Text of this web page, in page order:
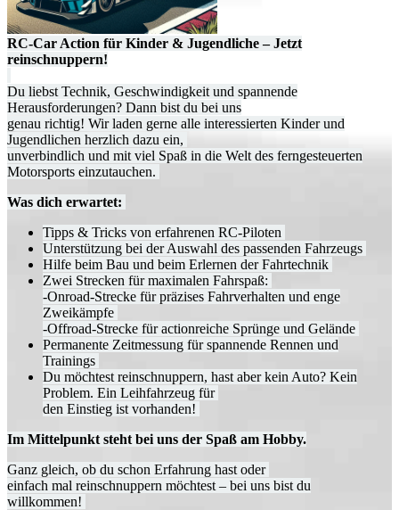
RC-Car Action für Kinder & Jugendliche – Jetzt
reinschnuppern!
Du liebst Technik, Geschwindigkeit und spannende
Herausforderungen? Dann bist du bei uns
genau richtig! Wir laden gerne alle interessierten Kinder und
Jugendlichen herzlich dazu ein,
unverbindlich und mit viel Spaß in die Welt des ferngesteuerten
Motorsports einzutauchen.
Was dich erwartet:
Tipps & Tricks von erfahrenen RC-Piloten
Unterstützung bei der Auswahl des passenden Fahrzeugs
Hilfe beim Bau und beim Erlernen der Fahrtechnik
Zwei Strecken für maximalen Fahrspaß:
-Onroad-Strecke für präzises Fahrverhalten und enge
Zweikämpfe
-Offroad-Strecke für actionreiche Sprünge und Gelände
Permanente Zeitmessung für spannende Rennen und
Trainings
Du möchtest reinschnuppern, hast aber kein Auto? Kein
Problem. Ein Leihfahrzeug für
den Einstieg ist vorhanden!
Im Mittelpunkt steht bei uns der Spaß am Hobby.
Ganz gleich, ob du schon Erfahrung hast oder
einfach mal reinschnuppern möchtest – bei uns bist du
willkommen!